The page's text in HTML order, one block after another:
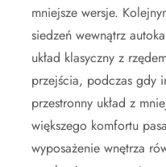
mniejsze wersje.
siedzeń wewnątrz
układ klasyczny z
przejścia, podczas gdy
przestronny układ z
większego komfortu
wyposażenie wnętrza